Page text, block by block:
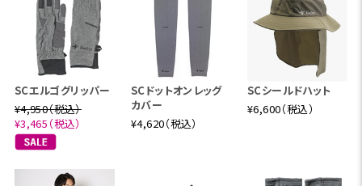
SCエルゴグリッパー
¥4,950（税込）
¥3,465（税込）
SCドットオンレッグ
カバー
¥4,620（税込）
SCシールドハット
¥6,600（税込）